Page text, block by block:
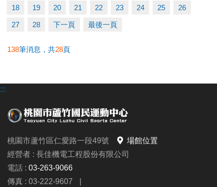
原信用卡、繳費憑證及發票至本中心辦理退費。
-洽詢專線：03-2639066 #112
-FB : 桃園市蘆竹國民運動中心
18 19 20 21 22 23 24 25 26
27 28 下一頁 最後一頁
138筆消息，共28頁
:::
桃園市蘆竹區仁愛路一段49號
場館位置
經營者 : 長佳機電工程股份有限公司
電話 : 03-263-9066
傳真 : 03-222-9607
|